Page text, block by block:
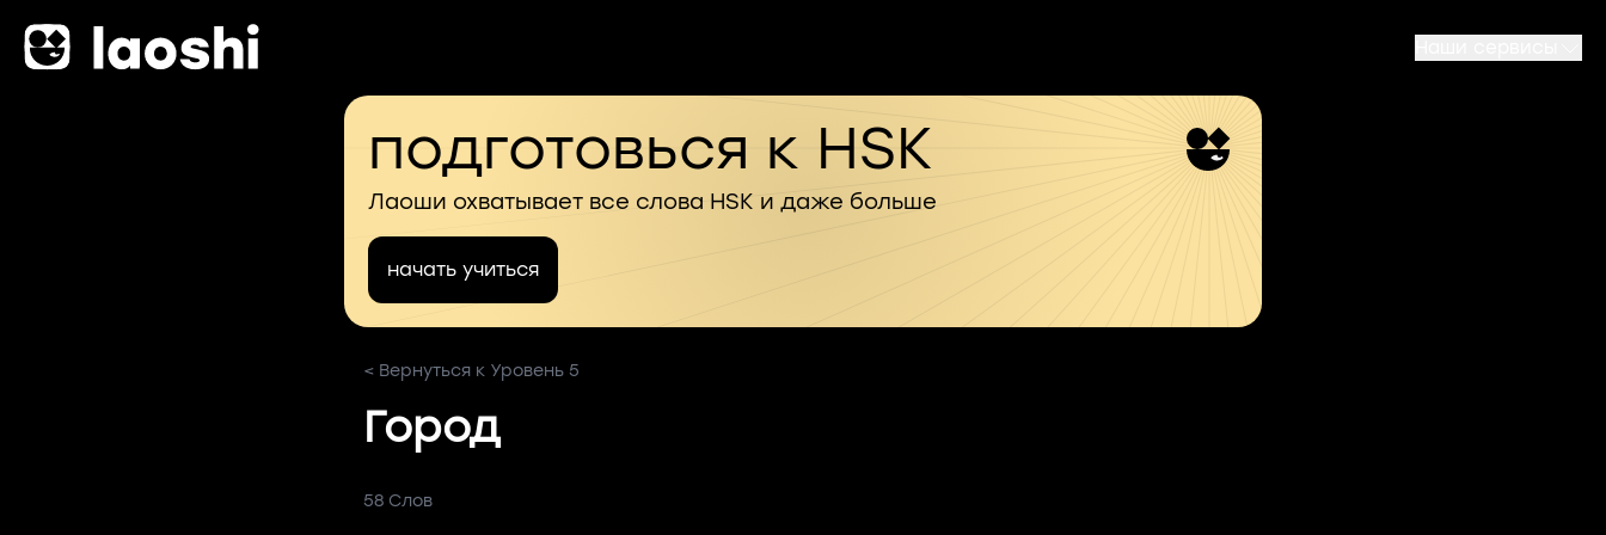
подготовься к HSK
Лаоши охватывает все слова HSK и даже больше
начать учиться
< Вернуться к Уровень 5
Город
58 Слов